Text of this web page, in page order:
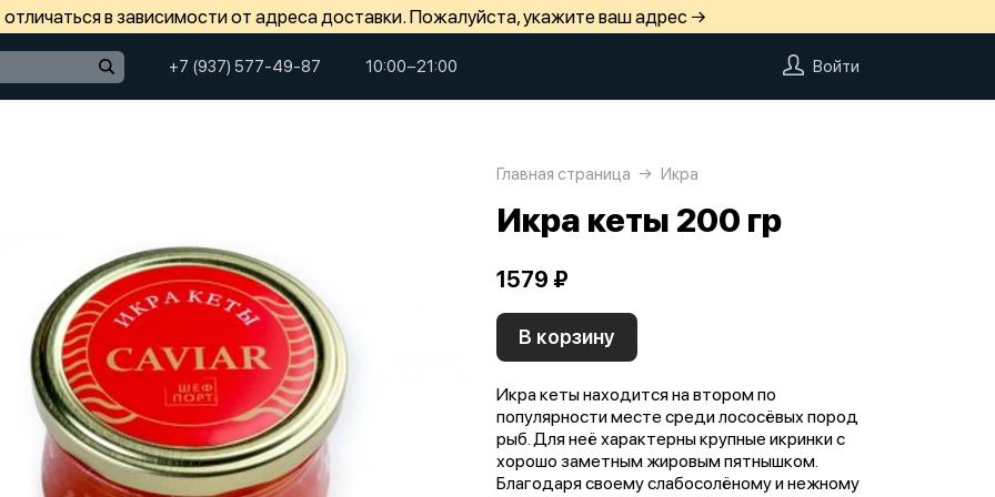
в зависимости от адреса доставки. Пожалуйста, укажите ваш адрес →
+7 (937) 577-49-87 10:00−21:00 Войти
Главная страница Икра
Икра кеты 200 гр
1579 ₽
В корзину
Икра кеты находится на втором по
популярности месте среди лососёвых пород
рыб. Для неё характерны крупные икринки с
хорошо заметным жировым пятнышком.
Благодаря своему слабосолёному и нежному